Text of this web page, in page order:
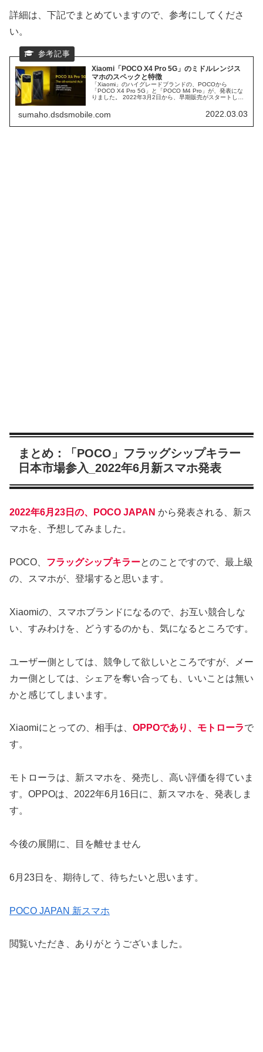
詳細は、下記でまとめていますので、参考にしてくださ
い。
Xiaomi「POCO X4 Pro 5G」のミドルレンジス
マホのスペックと特徴
「Xiaomi」のハイグレードブランドの、POCOから
「POCO X4 Pro 5G」と「POCO M4 Pro」が、発表にな
りました。 2022年3月2日から、早期販売がスタートして
Pro 5G」に注目し、スペックと特徴を検証してみます
sumaho.dsdsmobile.com 2022.03.03
まとめ：「POCO」フラッグシップキラー
日本市場参入_2022年6月新スマホ発表
2022年6月23日の、POCO JAPAN から発表される、新ス
マホを、予想してみました。
POCO、 フラッグシップキラーとのことですので、最上級
の、スマホが、登場すると思います。
Xiaomiの、スマホブランドになるので、お互い競合しな
い、すみわけを、どうするのかも、気になるところです。
ユーザー側としては、競争して欲しいところですが、メー
カー側としては、シェアを奪い合っても、いいことは無い
かと感じてしまいます。
Xiaomiにとっての、相手は、 OPPOであり、モトローラで
す。
モトローラは、新スマホを、発売し、高い評価を得ていま
す。OPPOは、2022年6月16日に、新スマホを、発表しま
す。
今後の展開に、目を離せません
6月23日を、期待して、待ちたいと思います。
POCO JAPAN 新スマホ
閲覧いただき、ありがとうございました。